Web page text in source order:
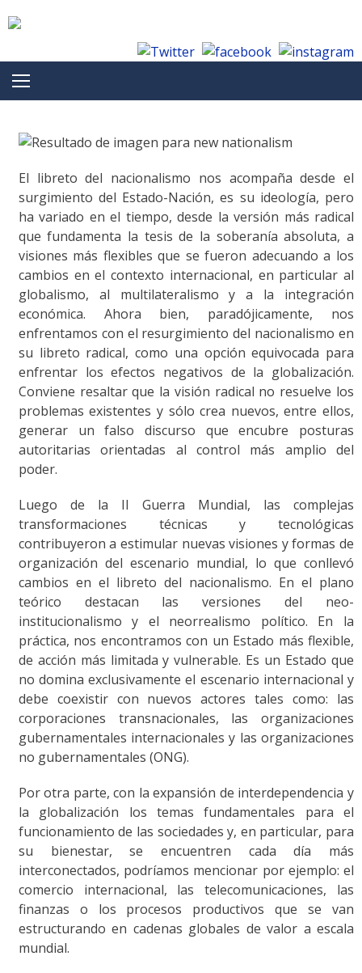
El libreto del nacionalismo nos acompaña desde el
surgimiento del Estado-Nación, es su ideología, pero
ha variado en el tiempo, desde la versión más radical
que fundamenta la tesis de la soberanía absoluta, a
visiones más flexibles que se fueron adecuando a los
cambios en el contexto internacional, en particular al
globalismo, al multilateralismo y a la integración
económica. Ahora bien, paradójicamente, nos
enfrentamos con el resurgimiento del nacionalismo en
su libreto radical, como una opción equivocada para
enfrentar los efectos negativos de la globalización.
Conviene resaltar que la visión radical no resuelve los
problemas existentes y sólo crea nuevos, entre ellos,
generar un falso discurso que encubre posturas
autoritarias orientadas al control más amplio del
poder.
Luego de la II Guerra Mundial, las complejas
transformaciones técnicas y tecnológicas
contribuyeron a estimular nuevas visiones y formas de
organización del escenario mundial, lo que conllevó
cambios en el libreto del nacionalismo. En el plano
teórico destacan las versiones del neo-
institucionalismo y el neorrealismo político. En la
práctica, nos encontramos con un Estado más flexible,
de acción más limitada y vulnerable. Es un Estado que
no domina exclusivamente el escenario internacional y
debe coexistir con nuevos actores tales como: las
corporaciones transnacionales, las organizaciones
gubernamentales internacionales y las organizaciones
no gubernamentales (ONG).
Por otra parte, con la expansión de interdependencia y
la globalización los temas fundamentales para el
funcionamiento de las sociedades y, en particular, para
su bienestar, se encuentren cada día más
interconectados, podríamos mencionar por ejemplo: el
comercio internacional, las telecomunicaciones, las
finanzas o los procesos productivos que se van
estructurando en cadenas globales de valor a escala
mundial.